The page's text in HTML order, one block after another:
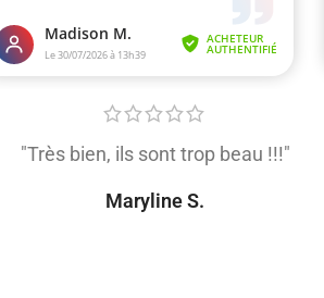
"Très bien, ils sont trop beau !!!"
Maryline S.